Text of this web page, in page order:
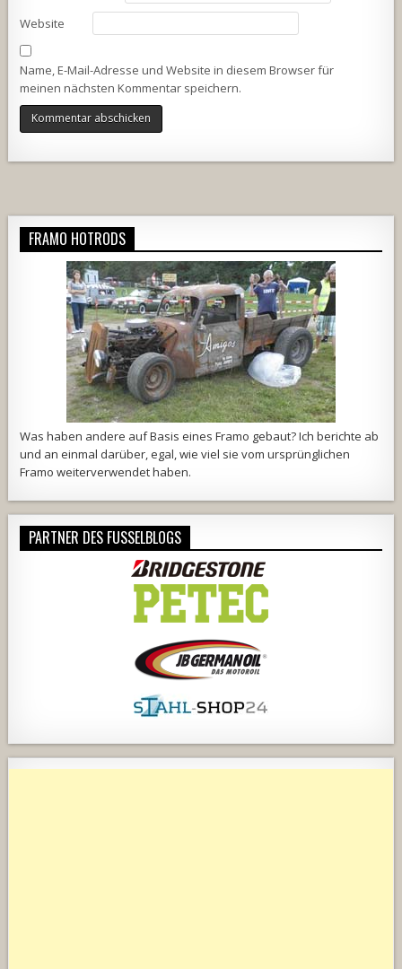
Website
Name, E-Mail-Adresse und Website in diesem Browser für
meinen nächsten Kommentar speichern.
FRAMO HOTRODS
Was haben andere auf Basis eines Framo gebaut? Ich berichte ab
und an einmal darüber, egal, wie viel sie vom ursprünglichen
Framo weiterverwendet haben.
PARTNER DES FUSSELBLOGS